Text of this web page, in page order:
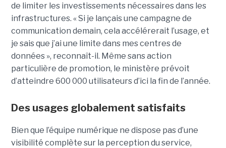
de limiter les investissements nécessaires dans les
infrastructures. « Si je lançais une campagne de
communication demain, cela accélérerait l’usage, et
je sais que j’ai une limite dans mes centres de
données », reconnaît-il. Même sans action
particulière de promotion, le ministère prévoit
d’atteindre 600 000 utilisateurs d’ici la fin de l’année.
Des usages globalement satisfaits
Bien que l’équipe numérique ne dispose pas d’une
visibilité complète sur la perception du service,